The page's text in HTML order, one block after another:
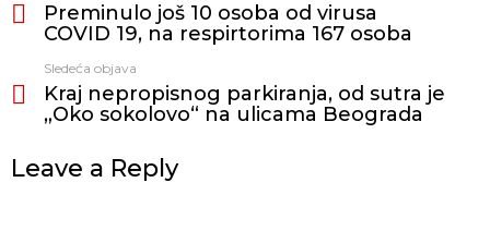
još
Preminulo još 10 osoba od virusa
COVID 19, na respirtorima 167 osoba
Sledeća objava
Kraj nepropisnog parkiranja, od sutra je
„Oko sokolovo“ na ulicama Beograda
Leave a Reply